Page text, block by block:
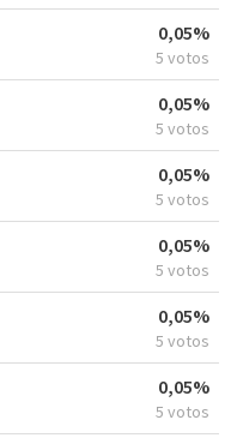
0,05%
5 votos
0,05%
5 votos
0,05%
5 votos
0,05%
5 votos
0,05%
5 votos
0,05%
5 votos